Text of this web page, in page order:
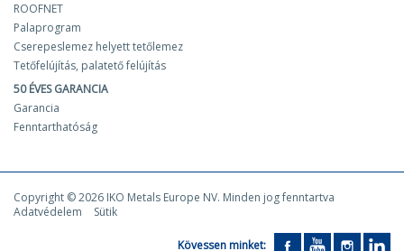
ROOFNET
Palaprogram
Cserepeslemez helyett tetőlemez
Tetőfelújítás, palatető felújítás
50 ÉVES GARANCIA
Garancia
Fenntarthatóság
Copyright © 2026 IKO Metals Europe NV. Minden jog fenntartva
Adatvédelem
Sütik
Kövessen minket: